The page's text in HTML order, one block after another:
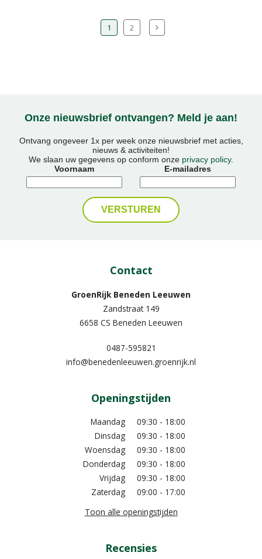
1 2
Onze nieuwsbrief ontvangen? Meld je aan!
Ontvang ongeveer 1x per week onze nieuwsbrief met acties,
nieuws & activiteiten!
We slaan uw gegevens op conform onze privacy policy.
Voornaam
E-mailadres
Contact
GroenRijk Beneden Leeuwen​
Zandstraat 149
6658 CS Beneden Leeuwen
0487-595821
info@benedenleeuwen.groenrijk.nl
Openingstijden
Maandag
09:30 - 18:00
Dinsdag
09:30 - 18:00
Woensdag
09:30 - 18:00
Donderdag
09:30 - 18:00
Vrijdag
09:30 - 18:00
Zaterdag
09:00 - 17:00
Toon alle openingstijden
Recensies